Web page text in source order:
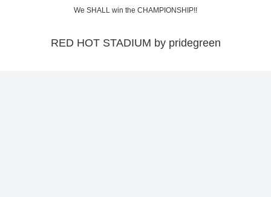
We SHALL win the CHAMPIONSHIP!!
RED HOT STADIUM by pridegreen